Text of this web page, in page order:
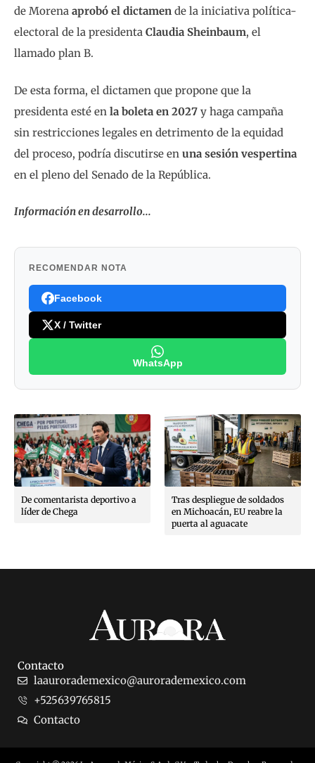
de Morena aprobó el dictamen de la iniciativa política-
electoral de la presidenta Claudia Sheinbaum, el
llamado plan B.
De esta forma, el dictamen que propone que la
presidenta esté en la boleta en 2027 y haga campaña
sin restricciones legales en detrimento de la equidad
del proceso, podría discutirse en una sesión vespertina
en el pleno del Senado de la República.
Información en desarrollo...
RECOMENDAR NOTA
Facebook
X / Twitter
WhatsApp
De comentarista deportivo a
líder de Chega
Tras despliegue de soldados
en Michoacán, EU reabre la
puerta al aguacate
Contacto
laaurorademexico@aurorademexico.com
+525639765815
Contacto